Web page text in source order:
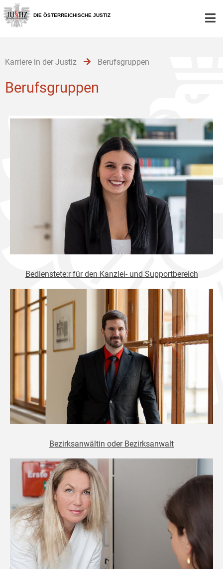
Zur
Hauptnavigation
[1]
Zum
Inhalt
[2]
Zum
Untermenü
[3]
DIE ÖSTERREICHISCHE JUSTIZ
Karriere in der Justiz Berufsgruppen
Berufsgruppen
Bedienstete:r für den Kanzlei- und Supportbereich
Bezirksanwältin oder Bezirksanwalt